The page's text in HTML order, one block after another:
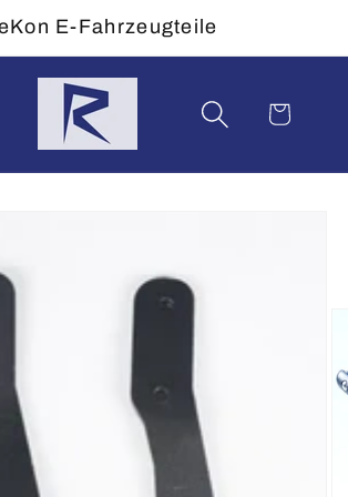
E-Fahrzeugteile
Warenkorb